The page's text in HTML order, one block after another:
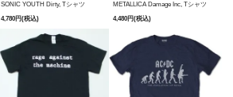
SONIC YOUTH Dirty, Tシャツ
4,780円(税込)
METALLICA Damage Inc, Tシャツ
4,480円(税込)